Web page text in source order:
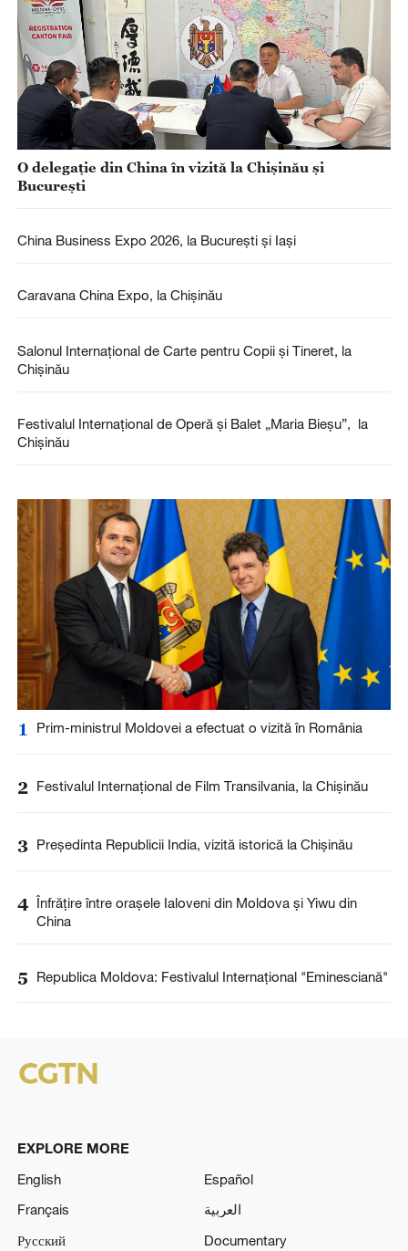
O delegație din China în vizită la Chișinău și
București
China Business Expo 2026, la București și Iași
Caravana China Expo, la Chișinău
Salonul Internațional de Carte pentru Copii și Tineret, la
Chișinău
Festivalul Internațional de Operă și Balet „Maria Bieșu”, la
Chișinău
1 Prim-ministrul Moldovei a efectuat o vizită în România
2 Festivalul Internațional de Film Transilvania, la Chișinău
3 Președinta Republicii India, vizită istorică la Chișinău
4 Înfrățire între orașele Ialoveni din Moldova și Yiwu din
China
5 Republica Moldova: Festivalul Internațional "Eminesciană"
EXPLORE MORE
English
Español
Français
العربية
Русский
Documentary